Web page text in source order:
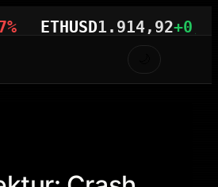
1.914,92+0,07%